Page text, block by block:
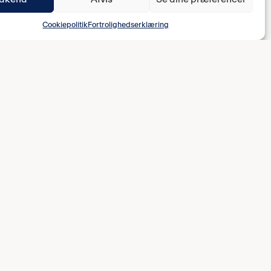
CookiepolitikFortrolighedserklæring